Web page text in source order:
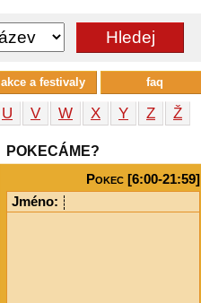
U V W X Y Z
Ž
POKECÁME?
Pokec [6:00-21:59]
Jméno:
akce a festivaly faq